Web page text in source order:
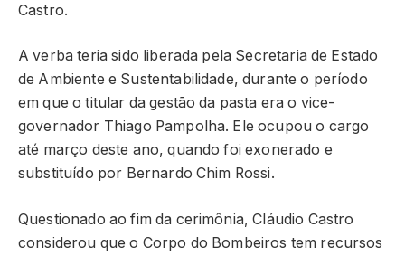
Castro.
A verba teria sido liberada pela Secretaria de Estado
de Ambiente e Sustentabilidade, durante o período
em que o titular da gestão da pasta era o vice-
governador Thiago Pampolha. Ele ocupou o cargo
até março deste ano, quando foi exonerado e
substituído por Bernardo Chim Rossi.
Questionado ao fim da cerimônia, Cláudio Castro
considerou que o Corpo do Bombeiros tem recursos